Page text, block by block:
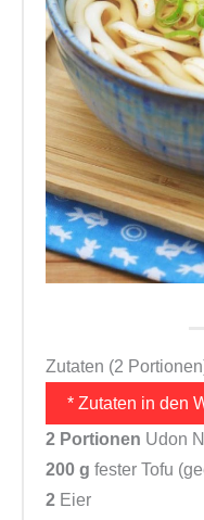
Zutaten (2
* Zutaten in den
2 Portionen Udon
200 g fester Tofu
2 Eier